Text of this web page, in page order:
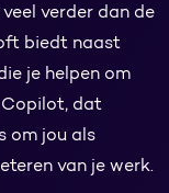
veel verder dan de
biedt naast
je helpen om
Copilot, dat
om jou als
van je werk.